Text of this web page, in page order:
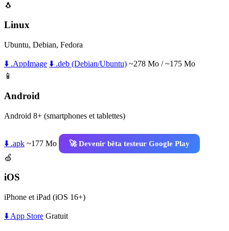
🐧
Linux
Ubuntu, Debian, Fedora
⬇️ .AppImage ⬇️ .deb (Debian/Ubuntu) ~278 Mo / ~175 Mo
📱
Android
Android 8+ (smartphones et tablettes)
⬇️ .apk ~177 Mo
🚀 Devenir bêta testeur Google Play
🍏
iOS
iPhone et iPad (iOS 16+)
⬇️ App Store Gratuit